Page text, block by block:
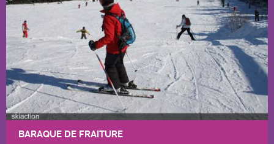
BARAQUE DE FRAITURE